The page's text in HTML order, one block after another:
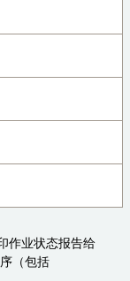
合作伙伴入
产品
作业状态报告给
（包括